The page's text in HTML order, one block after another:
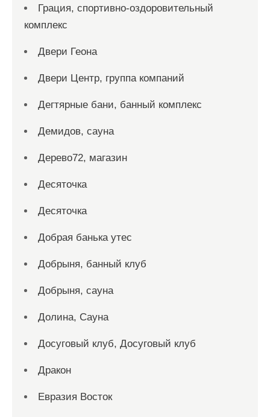
Грация, спортивно-оздоровительный
комплекс
Двери Геона
Двери Центр, группа компаний
Дегтярные бани, банный комплекс
Демидов, сауна
Дерево72, магазин
Десяточка
Десяточка
Добрая банька утес
Добрыня, банный клуб
Добрыня, сауна
Долина, Сауна
Досуговый клуб, Досуговый клуб
Дракон
Евразия Восток